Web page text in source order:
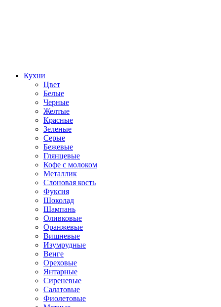
Кухни
Цвет
Белые
Черные
Желтые
Красные
Зеленые
Серые
Бежевые
Глянцевые
Кофе с молоком
Металлик
Слоновая кость
Фуксия
Шоколад
Шампань
Оливковые
Оранжевые
Вишневые
Изумрудные
Венге
Ореховые
Янтарные
Сиреневые
Салатовые
Фиолетовые